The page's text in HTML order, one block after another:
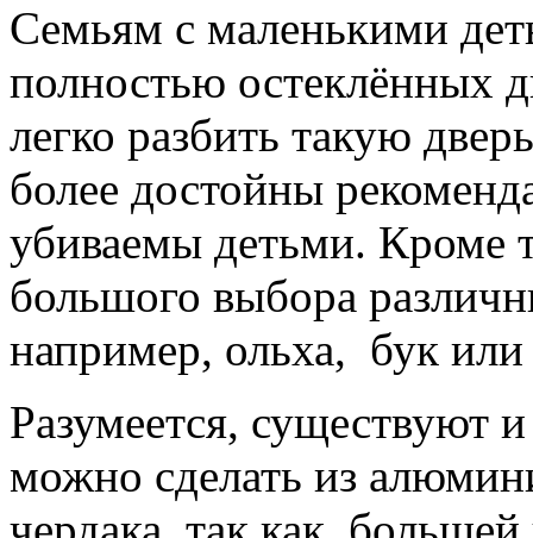
Семьям с маленькими
полностью остеклённых
легко разбить такую
более достойны
убиваемы детьми. Кроме
большого выбора
например, ольха, бук или
Разумеется, существуют
можно сделать из